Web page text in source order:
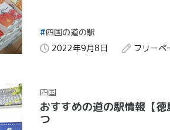
四国の道の駅
2022年9月8日
フリーペ
四国
おすすめの道の駅情報【
つ